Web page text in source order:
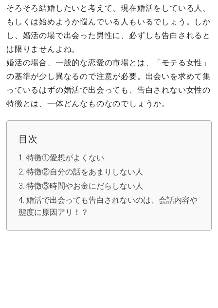
ファッション・美容
グルメ
趣味・旅行
不倫・だめ男
心の処方箋
カルチャー・トレンド・芸能
そろそろ結婚したいと考えて、現在婚活をしている人、
もしくは始めようか悩んでいる人もいるでしょう。しか
し、婚活の場で出会った男性に、必ずしも告白されると
は限りませんよね。
婚活の場合、一般的な恋愛の市場とは、「モテる女性」
の基準が少し異なるので注意が必要。出会いを求めて集
っているはずの婚活で出会っても、告白されない女性の
特徴とは、一体どんなものなのでしょうか。
目次
特徴①愛想がよくない
特徴②自分の話をあまりしない人
特徴③時間やお金にだらしない人
婚活で出会っても告白されないのは、会話内容や
態度に原因アリ！？